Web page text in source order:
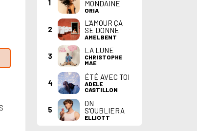
1
MONDAINE
ORIA
2
L'AMOUR ÇA
SE DONNE
AMEL BENT
3
LA LUNE
CHRISTOPHE
MAE
4
ÉTÉ AVEC TOI
ADELE
CASTILLON
5
ON
S'OUBLIERA
ELLIOTT